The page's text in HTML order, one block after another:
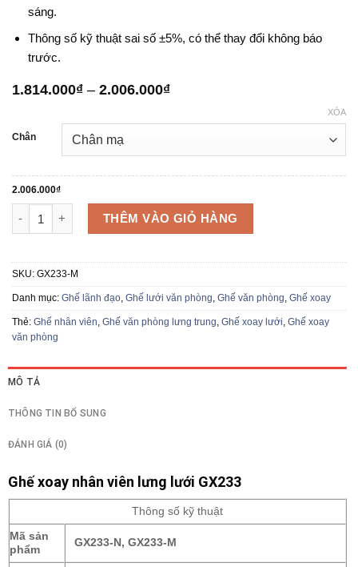
sáng.
Thông số kỹ thuật sai số ±5%, có thể thay đổi không báo
trước.
1.814.000₫ – 2.006.000₫Khoảng
2.006.000₫
Chân
XÓA
2.006.000₫
Ghế xoay lưng lưới GX233 số lượng
THÊM VÀO GIỎ HÀNG
SKU: GX233-M
Danh mục: Ghế lãnh đạo, Ghế lưới văn phòng, Ghế văn phòng, Ghế xoay
Thẻ: Ghế nhân viên, Ghế văn phòng lưng trung, Ghế xoay lưới, Ghế xoay
văn phòng
MÔ TẢ
THÔNG TIN BỔ SUNG
ĐÁNH GIÁ (0)
Ghế xoay nhân viên lưng lưới GX233
Thông số kỹ thuật
Mã sản
phẩm
GX233-N, GX233-M